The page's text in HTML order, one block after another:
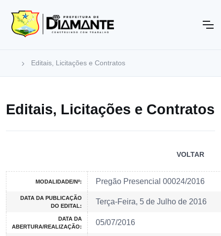
Editais, Licitações e Contratos
Editais, Licitações e Contratos
VOLTAR
MODALIDADE/Nº: Pregão Presencial 00024/2016
DATA DA PUBLICAÇÃO
DO EDITAL:
Terça-Feira, 5 de Julho de 2016
DATA DA
ABERTURA/REALIZAÇÃO:
05/07/2016